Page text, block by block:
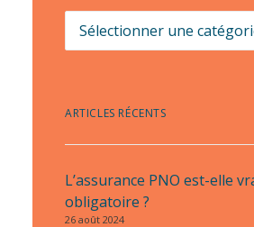
Catégories
d’articles
ARTICLES RÉCENTS
L’assurance PNO est-elle
obligatoire ?
26 août 2024